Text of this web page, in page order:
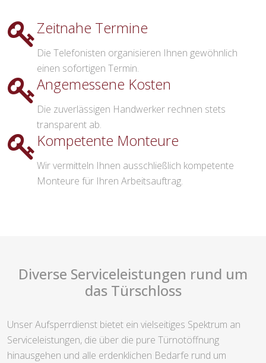
Zeitnahe Termine
Die Telefonisten organisieren Ihnen gewöhnlich
einen sofortigen Termin.
Angemessene Kosten
Die zuverlässigen Handwerker rechnen stets
transparent ab.
Kompetente Monteure
Wir vermitteln Ihnen ausschließlich kompetente
Monteure für Ihren Arbeitsauftrag.
Diverse Serviceleistungen rund um
das Türschloss
Unser Aufsperrdienst bietet ein vielseitiges Spektrum an
Serviceleistungen, die über die pure Türnotöffnung
hinausgehen und alle erdenklichen Bedarfe rund um